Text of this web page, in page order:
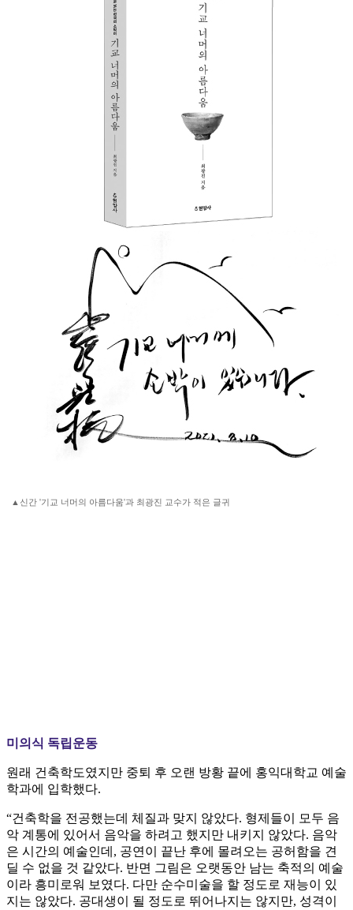
▲신간 '기교 너머의 아름다움'과 최광진 교수가 적은 글귀
미의식 독립운동
원래 건축학도였지만 중퇴 후 오랜 방황 끝에 홍익대학교 예술
학과에 입학했다.
“건축학을 전공했는데 체질과 맞지 않았다. 형제들이 모두 음
악 계통에 있어서 음악을 하려고 했지만 내키지 않았다. 음악
은 시간의 예술인데, 공연이 끝난 후에 몰려오는 공허함을 견
딜 수 없을 것 같았다. 반면 그림은 오랫동안 남는 축적의 예술
이라 흥미로워 보였다. 다만 순수미술을 할 정도로 재능이 있
지는 않았다. 공대생이 될 정도로 뛰어나지는 않지만, 성격이